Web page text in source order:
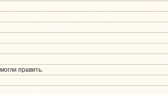
править.